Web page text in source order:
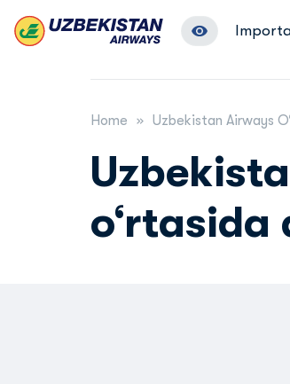
Home Uzbekistan Airways
o‘rtasida